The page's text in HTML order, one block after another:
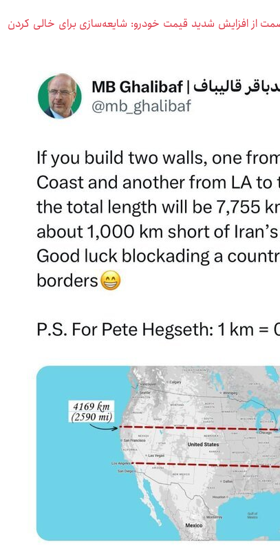
صمت از افزایش شدید قیمت خودرو: شایعه‌سازی برای خالی کردن